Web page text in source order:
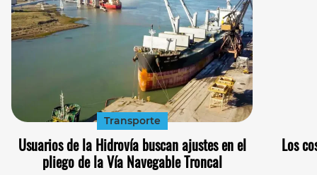
Transporte
Usuarios de la Hidrovía buscan ajustes en el
pliego de la Vía Navegable Troncal
Los